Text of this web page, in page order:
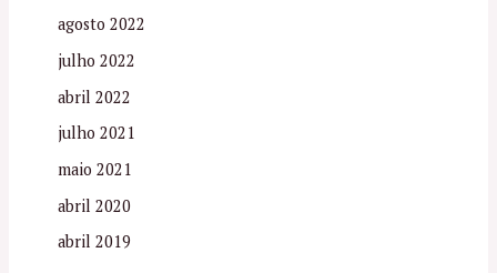
agosto 2022
julho 2022
abril 2022
julho 2021
maio 2021
abril 2020
abril 2019